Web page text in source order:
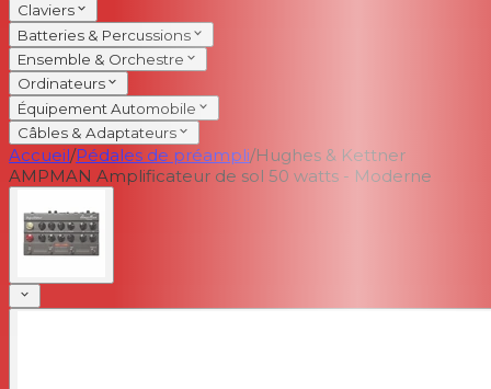
Claviers
Batteries & Percussions
Ensemble & Orchestre
Ordinateurs
Équipement Automobile
Câbles & Adaptateurs
Accueil/Pédales de préampli/Hughes & Kettner
AMPMAN Amplificateur de sol 50 watts - Moderne